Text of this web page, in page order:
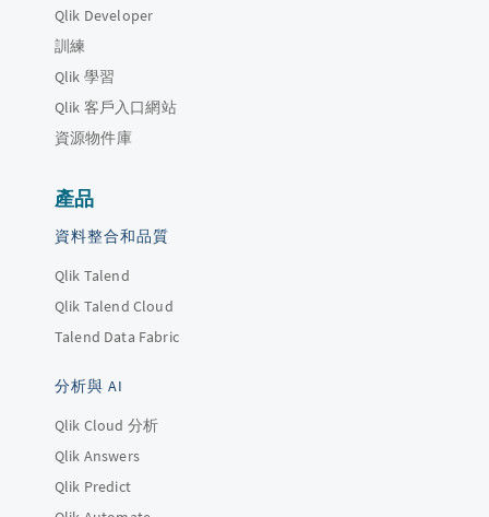
Qlik Developer
訓練
Qlik 學習
Qlik 客戶入口網站
資源物件庫
產品
資料整合和品質
Qlik Talend
Qlik Talend Cloud
Talend Data Fabric
分析與 AI
Qlik Cloud 分析
Qlik Answers
Qlik Predict